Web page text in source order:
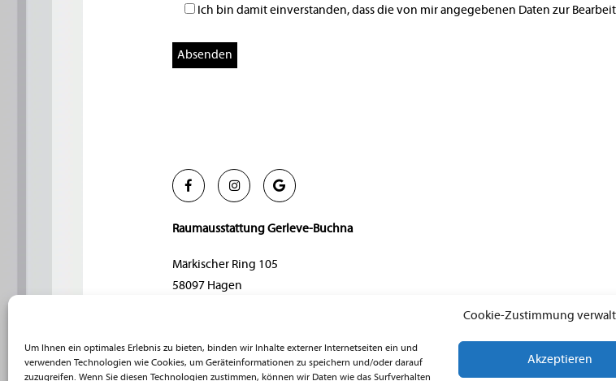
Cookie-Zustimmung
Um Ihnen ein optimales Erlebnis zu bieten, binden wir Inhalte externer Internetseiten ein und
verwenden Technologien wie Cookies, um Geräteinformationen zu speichern und/oder darauf
zuzugreifen. Wenn Sie diesen Technologien zustimmen, können wir Daten wie das Surfverhalten
Akzeptieren
Ich bin damit einverstanden, dass die von mir angegebenen Daten zur
Raumausstattung Gerleve-Buchna
Märkischer Ring 105
58097 Hagen
Fax: 02331 371293
Mail:info@gerleve-buchna.de